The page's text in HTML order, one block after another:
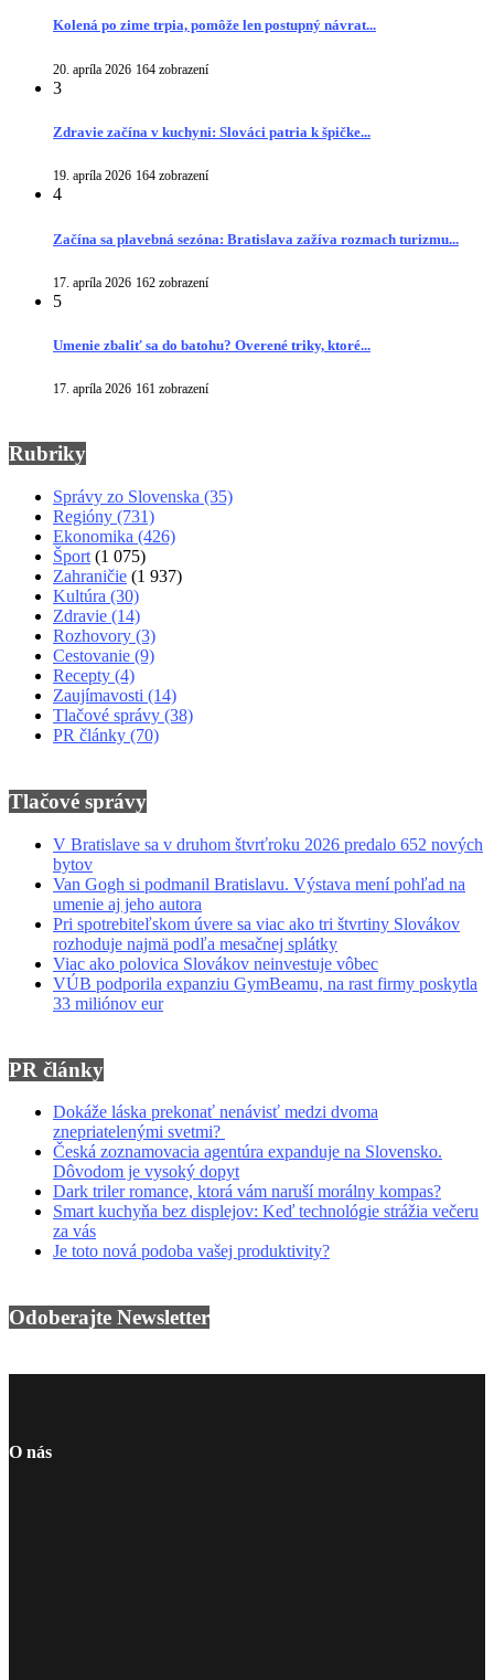
Kolená po zime trpia, pomôže len postupný návrat...
20. apríla 2026 164 zobrazení
3
Zdravie začína v kuchyni: Slováci patria k špičke...
19. apríla 2026 164 zobrazení
4
Začína sa plavebná sezóna: Bratislava zažíva rozmach turizmu...
17. apríla 2026 162 zobrazení
5
Umenie zbaliť sa do batohu? Overené triky, ktoré...
17. apríla 2026 161 zobrazení
Rubriky
Správy zo Slovenska (35)
Regióny (731)
Ekonomika (426)
Šport (1 075)
Zahraničie (1 937)
Kultúra (30)
Zdravie (14)
Rozhovory (3)
Cestovanie (9)
Recepty (4)
Zaujímavosti (14)
Tlačové správy (38)
PR články (70)
Tlačové správy
V Bratislave sa v druhom štvrťroku 2026 predalo 652 nových
bytov
Van Gogh si podmanil Bratislavu. Výstava mení pohľad na
umenie aj jeho autora
Pri spotrebiteľskom úvere sa viac ako tri štvrtiny Slovákov
rozhoduje najmä podľa mesačnej splátky
Viac ako polovica Slovákov neinvestuje vôbec
VÚB podporila expanziu GymBeamu, na rast firmy poskytla
33 miliónov eur
PR články
Dokáže láska prekonať nenávisť medzi dvoma
znepriatelenými svetmi?
Česká zoznamovacia agentúra expanduje na Slovensko.
Dôvodom je vysoký dopyt
Dark triler romance, ktorá vám naruší morálny kompas?
Smart kuchyňa bez displejov: Keď technológie strážia večeru
za vás
Je toto nová podoba vašej produktivity?
Odoberajte Newsletter
O nás